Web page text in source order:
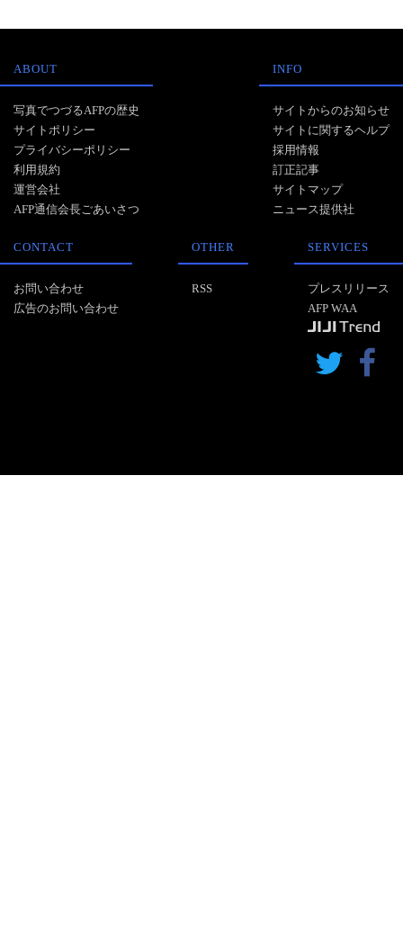
ABOUT
写真でつづるAFPの歴史
サイトポリシー
プライバシーポリシー
利用規約
運営会社
AFP通信会長ごあいさつ
INFO
サイトからのお知らせ
サイトに関するヘルプ
採用情報
訂正記事
サイトマップ
ニュース提供社
CONTACT
お問い合わせ
広告のお問い合わせ
OTHER
RSS
SERVICES
プレスリリース
AFP WAA